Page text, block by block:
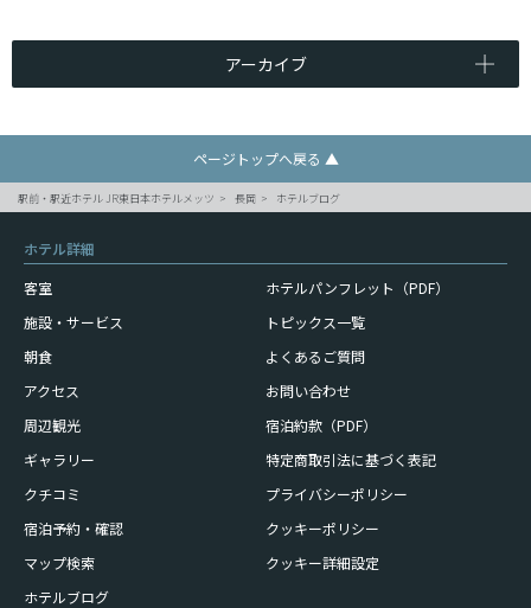
アーカイブ
ページトップへ戻る ▲
駅前・駅近ホテル JR東日本ホテルメッツ 長岡 ホテルブログ
ホテル詳細
客室
施設・サービス
朝食
アクセス
周辺観光
ギャラリー
クチコミ
宿泊予約・確認
マップ検索
ホテルブログ
ホテルパンフレット（PDF）
トピックス一覧
よくあるご質問
お問い合わせ
宿泊約款（PDF）
特定商取引法に基づく表記
プライバシーポリシー
クッキーポリシー
クッキー詳細設定